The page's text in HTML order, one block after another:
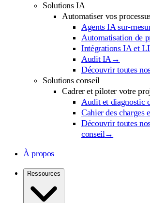
Solutions IA
Automatiser vos
Agents IA sur-
Automatisation de
Intégrations IA et
Audit IA→
Découvrir toutes
Solutions conseil
Cadrer et piloter votre
Audit et diagnostic
Cahier des charges
Découvrir toutes
conseil→
À propos
Ressources